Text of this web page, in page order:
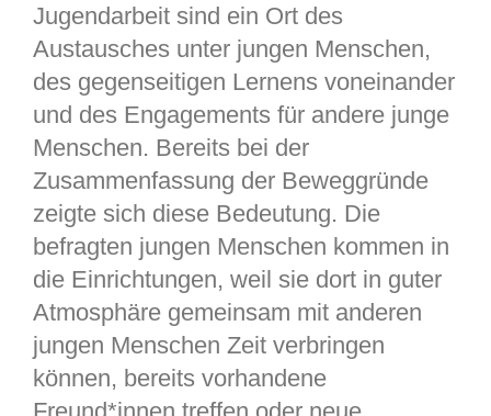
Jugendarbeit sind ein Ort des
Austausches unter jungen Menschen,
des gegenseitigen Lernens voneinander
und des Engagements für andere junge
Menschen. Bereits bei der
Zusammenfassung der Beweggründe
zeigte sich diese Bedeutung. Die
befragten jungen Menschen kommen in
die Einrichtungen, weil sie dort in guter
Atmosphäre gemeinsam mit anderen
jungen Menschen Zeit verbringen
können, bereits vorhandene